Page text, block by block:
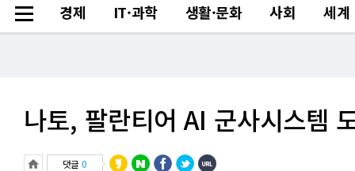
경제 IT·과학 생활·문화 사회 세계
나토, 팔란티어 AI 군사시스템
댓글 0